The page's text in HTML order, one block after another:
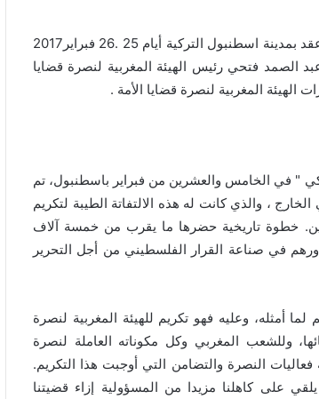
كرمت اللجنة المنظمة للمؤتمر الشعبي لفلسطيني الخارج الذي عقد بمدينة اسطنبول التركية أيام 25 .26 فبراير2017
قدموا من 50 دولة ، الأستاذ عبد الصمد فتحي رئيس الهيئة المغربية لنصرة قضايا
المغربية لنصرة قضايا الأمة .
" في الخامس والعشرين من فبراير باسطنبول، تم
، والذي كانت له هذه الالتفاتة الطيبة لتكريم
خطوة تاريخية حضرها ما يقرب من خمسة آلاف
في صناعة القرار الفلسطيني من أجل التحرير
أمثله، وعليه فهو تكريم للهيئة المغربية لنصرة
وللشعب المغربي وكل مكوناته العاملة لنصرة
النصرة والتضامن التي أوجبت هذا التكريم.
على كاهلنا مزيدا من المسؤولية إزاء قضيتنا